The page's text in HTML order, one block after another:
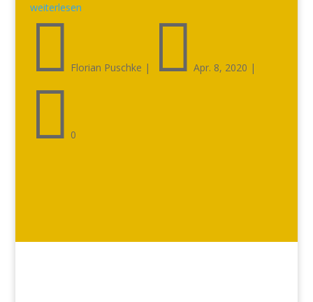
weiterlesen
 Florian Puschke |  Apr. 8, 2020 |
 0